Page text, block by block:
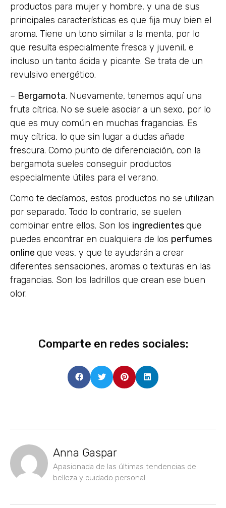
productos para mujer y hombre, y una de sus
principales características es que fija muy bien el
aroma. Tiene un tono similar a la menta, por lo
que resulta especialmente fresca y juvenil, e
incluso un tanto ácida y picante. Se trata de un
revulsivo energético.
– Bergamota. Nuevamente, tenemos aquí una
fruta cítrica. No se suele asociar a un sexo, por lo
que es muy común en muchas fragancias. Es
muy cítrica, lo que sin lugar a dudas añade
frescura. Como punto de diferenciación, con la
bergamota sueles conseguir productos
especialmente útiles para el verano.
Como te decíamos, estos productos no se utilizan
por separado. Todo lo contrario, se suelen
combinar entre ellos. Son los ingredientesque
puedes encontrar en cualquiera de los perfumes
online que veas, y que te ayudarán a crear
diferentes sensaciones, aromas o texturas en las
fragancias. Son los ladrillos que crean ese buen
olor.
Comparte en redes sociales:
Anna Gaspar
Apasionada de las últimas tendencias de
belleza y cuidado personal.